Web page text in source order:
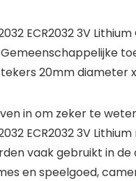
ECR2032 3V
20mm diameter
in om zeker te
ECR2032 3V
vaak gebruikt in
en speelgoed,